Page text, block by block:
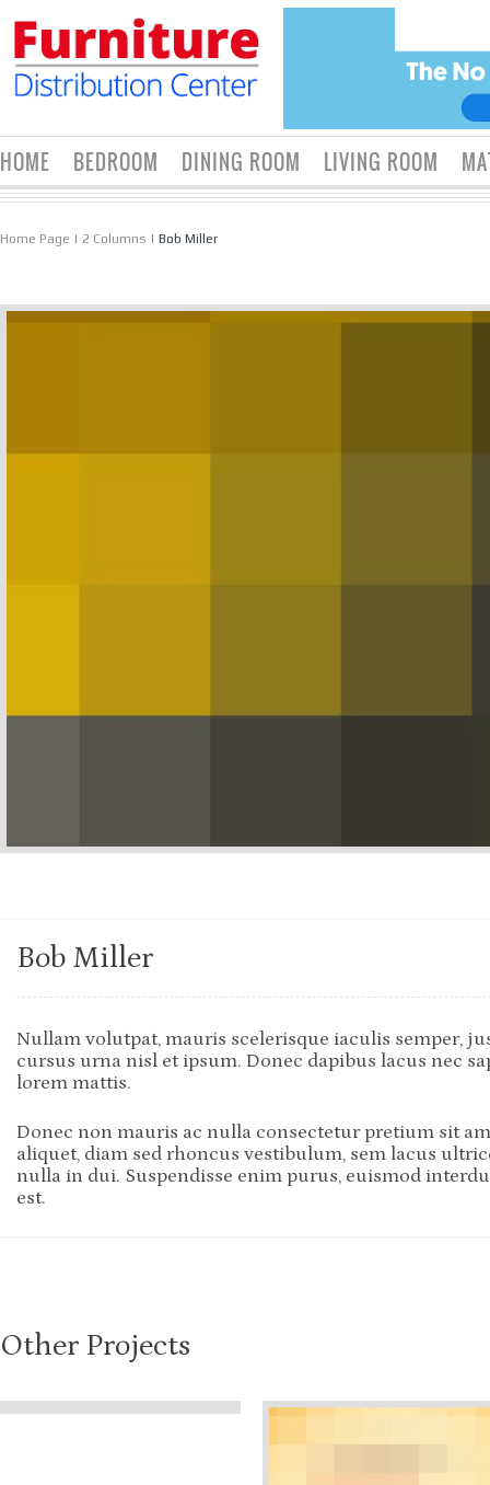
HOME BEDROOM DINING ROOM LIVING ROOM
Home Page | 2 Columns | Bob Miller
Bob Miller
Nullam volutpat, mauris scelerisque iaculis semper,
cursus urna nisl et ipsum. Donec dapibus lacus nec
lorem mattis.
Donec non mauris ac nulla consectetur pretium sit
aliquet, diam sed rhoncus vestibulum, sem lacus
nulla in dui. Suspendisse enim purus, euismod
est.
Other Projects